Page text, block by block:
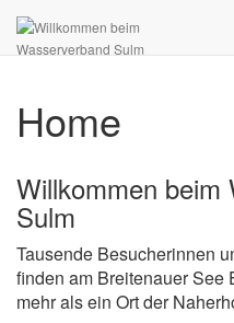
Home
Willkommen beim
Sulm
Tausende Besucherinnen
finden am Breitenauer See
mehr als ein Ort der